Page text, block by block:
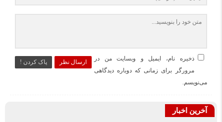
ارسال نظر پاک کردن !
ذخیره نام، ایمیل و وبسایت من در
مرورگر برای زمانی که دوباره دیدگاهی
می‌نویسم.
آخرین اخبار